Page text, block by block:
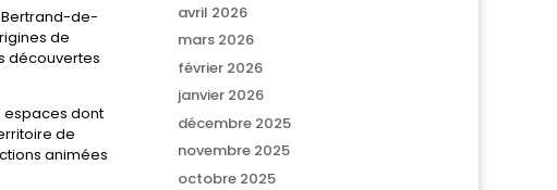
Bertrand-de-
de
découvertes
espaces dont
de
animées
avril 2026
mars 2026
février 2026
janvier 2026
décembre 2025
novembre 2025
octobre 2025